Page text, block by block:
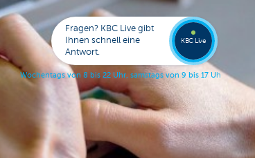
Fragen? KBC Live gibt
Ihnen schnell eine
Antwort.
Wochentags von 8 bis 22 Uhr, samstags von 9 bis 17 Uhr.
KBC Live